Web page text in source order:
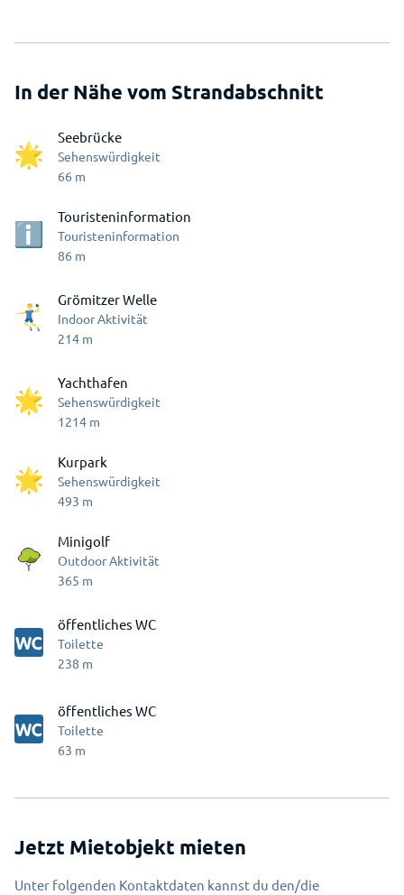
In der Nähe vom Strandabschnitt
Seebrücke
Sehenswürdigkeit
66 m
Touristeninformation
Touristeninformation
86 m
Grömitzer Welle
Indoor Aktivität
214 m
Yachthafen
Sehenswürdigkeit
1214 m
Kurpark
Sehenswürdigkeit
493 m
Minigolf
Outdoor Aktivität
365 m
öffentliches WC
Toilette
238 m
öffentliches WC
Toilette
63 m
Jetzt Mietobjekt mieten
Unter folgenden Kontaktdaten kannst du den/die